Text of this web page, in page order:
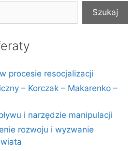
Szukaj
procesie resocjalizacji
– Korczak – Makarenko –
i narzędzie manipulacji
rozwoju i wyzwanie